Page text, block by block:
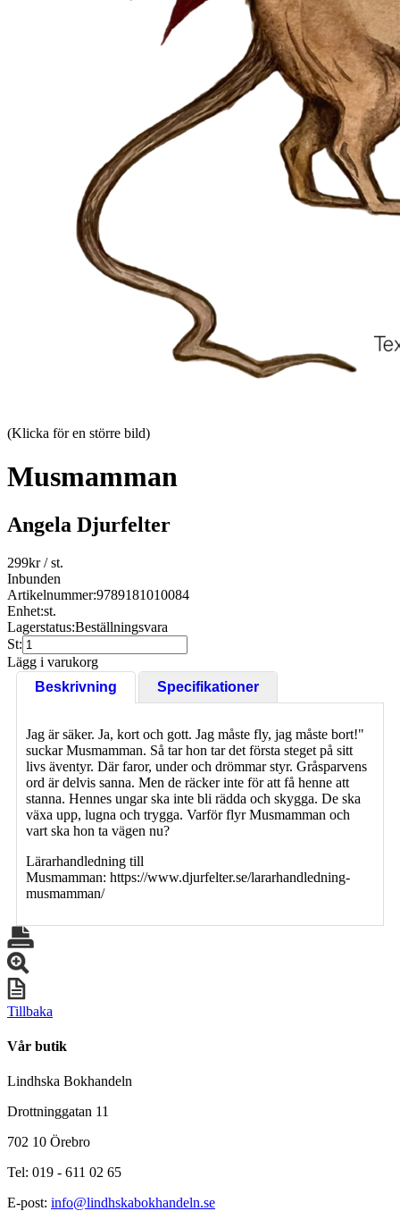
(Klicka för en större bild)
Musmamman
Angela Djurfelter
299kr/ st.
Inbunden
Artikelnummer:9789181010084
Enhet:st.
Lagerstatus:Beställningsvara
St:
Lägg i varukorg
Beskrivning
Specifikationer
Jag är säker. Ja, kort och gott. Jag måste fly, jag måste bort!"
suckar Musmamman. Så tar hon tar det första steget på sitt
livs äventyr. Där faror, under och drömmar styr. Gråsparvens
ord är delvis sanna. Men de räcker inte för att få henne att
stanna. Hennes ungar ska inte bli rädda och skygga. De ska
växa upp, lugna och trygga. Varför flyr Musmamman och
vart ska hon ta vägen nu?
Lärarhandledning till
Musmamman: https://www.djurfelter.se/lararhandledning-
musmamman/
Tillbaka
Vår butik
Lindhska Bokhandeln
Drottninggatan 11
702 10 Örebro
Tel: 019 - 611 02 65
E-post: info@lindhskabokhandeln.se